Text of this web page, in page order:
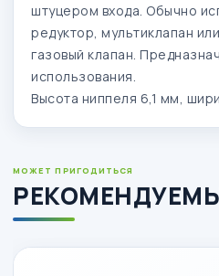
штуцером входа. Обычно
редуктор, мультиклапан
газовый клапан.
использования.
Высота ниппеля 6,1 мм,
МОЖЕТ ПРИГОДИТЬСЯ